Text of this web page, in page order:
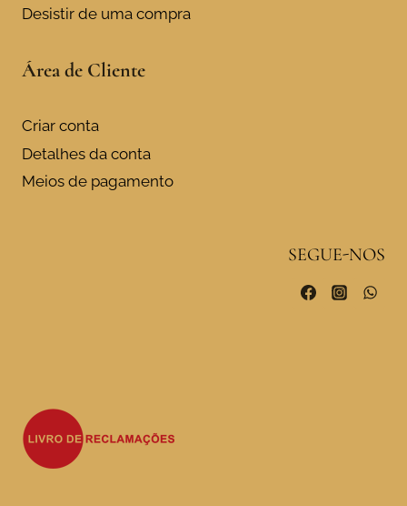
Desistir de uma compra
Área de Cliente
Criar conta
Detalhes da conta
Meios de pagamento
SEGUE-NOS